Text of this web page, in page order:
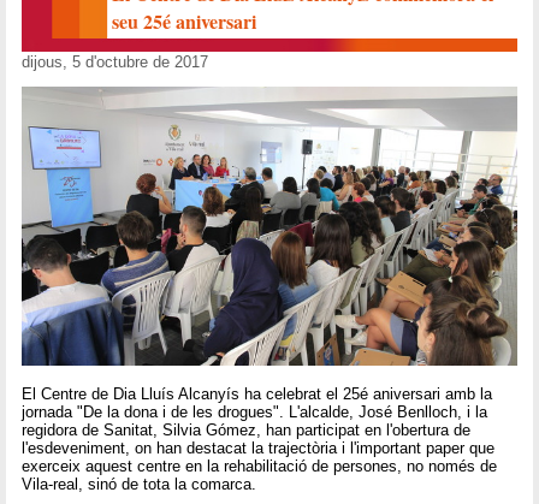
seu 25é aniversari
dijous, 5 d'octubre de 2017
El Centre de Dia Lluís Alcanyís ha celebrat el 25é aniversari amb la
jornada "De la dona i de les drogues". L'alcalde, José Benlloch, i la
regidora de Sanitat, Silvia Gómez, han participat en l'obertura de
l'esdeveniment, on han destacat la trajectòria i l'important paper que
exerceix aquest centre en la rehabilitació de persones, no només de
Vila-real, sinó de tota la comarca.